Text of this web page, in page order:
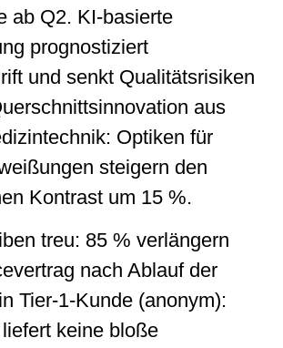
ab Q2. KI-basierte
prognostiziert
und senkt Qualitätsrisiken
aus
Optiken für
steigern den
Kontrast um 15 %.
treu: 85 % verlängern
nach Ablauf der
Tier-1-Kunde (anonym):
liefert keine bloße